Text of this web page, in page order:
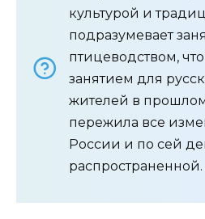
культурой и
подразумевает
птицеводством,
занятием для
жителей в
пережила все
России и по сей
распространенной.